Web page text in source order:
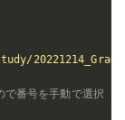
番号を手動で選択